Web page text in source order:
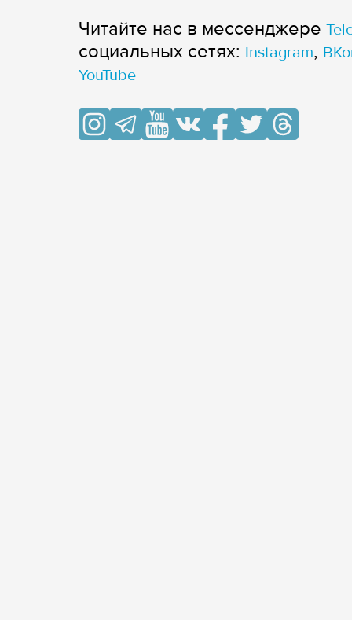
Читайте нас в мессенджере
cоциальных сетях: Instagram,
YouTube